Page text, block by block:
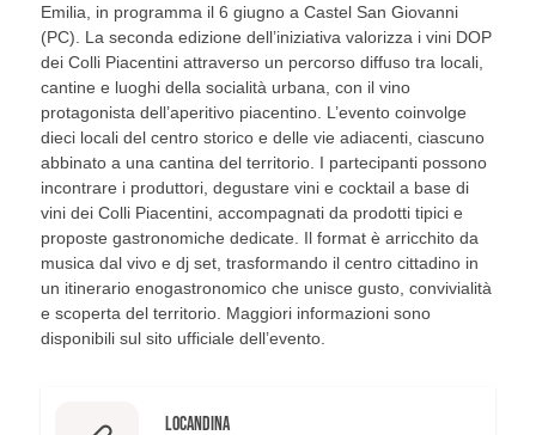
Emilia, in programma il 6 giugno a Castel San Giovanni
(PC). La seconda edizione dell’iniziativa valorizza i vini DOP
dei Colli Piacentini attraverso un percorso diffuso tra locali,
cantine e luoghi della socialità urbana, con il vino
protagonista dell’aperitivo piacentino. L’evento coinvolge
dieci locali del centro storico e delle vie adiacenti, ciascuno
abbinato a una cantina del territorio. I partecipanti possono
incontrare i produttori, degustare vini e cocktail a base di
vini dei Colli Piacentini, accompagnati da prodotti tipici e
proposte gastronomiche dedicate. Il format è arricchito da
musica dal vivo e dj set, trasformando il centro cittadino in
un itinerario enogastronomico che unisce gusto, convivialità
e scoperta del territorio. Maggiori informazioni sono
disponibili sul sito ufficiale dell’evento.
LOCANDINA